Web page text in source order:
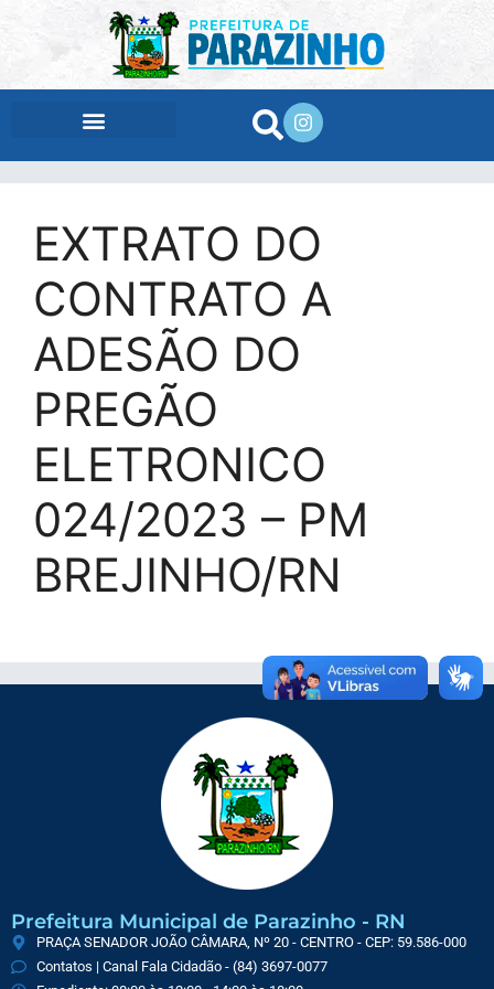
EXTRATO DO
CONTRATO A
ADESÃO DO
PREGÃO
ELETRONICO
024/2023 – PM
BREJINHO/RN
Prefeitura Municipal de Parazinho - RN
PRAÇA SENADOR JOÃO CÂMARA, Nº 20 - CENTRO - CEP: 59.586-000
Contatos | Canal Fala Cidadão - (84) 3697-0077